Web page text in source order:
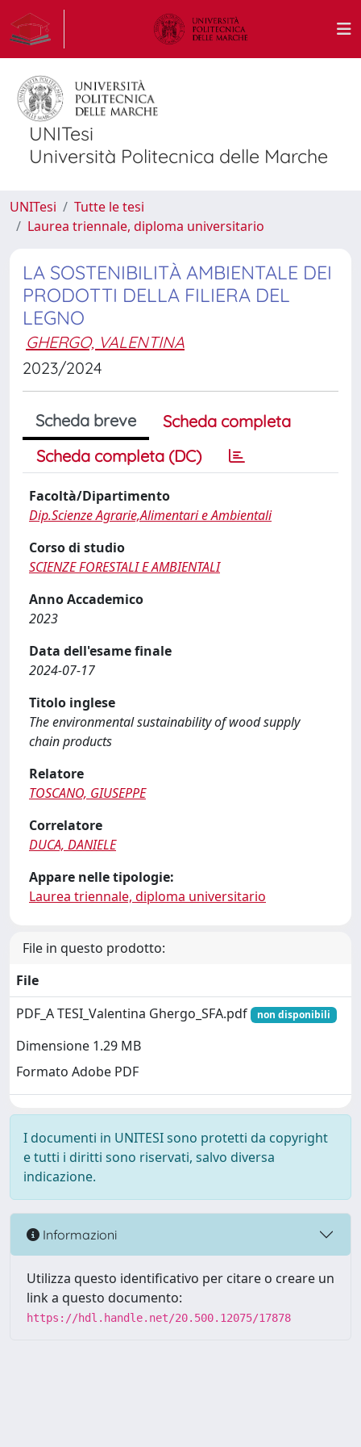
UNITesi
Università Politecnica delle Marche
UNITesi
Tutte le tesi
Laurea triennale, diploma universitario
LA SOSTENIBILITÀ AMBIENTALE DEI
PRODOTTI DELLA FILIERA DEL
LEGNO
GHERGO, VALENTINA
2023/2024
Scheda breve
Scheda completa
Scheda completa (DC)
Facoltà/Dipartimento
Dip.Scienze Agrarie,Alimentari e Ambientali
Corso di studio
SCIENZE FORESTALI E AMBIENTALI
Anno Accademico
2023
Data dell'esame finale
2024-07-17
Titolo inglese
The environmental sustainability of wood supply
chain products
Relatore
TOSCANO, GIUSEPPE
Correlatore
DUCA, DANIELE
Appare nelle tipologie:
Laurea triennale, diploma universitario
File in questo prodotto:
File
PDF_A TESI_Valentina Ghergo_SFA.pdf
non disponibili
Dimensione 1.29 MB
Formato Adobe PDF
I documenti in UNITESI sono protetti da copyright
e tutti i diritti sono riservati, salvo diversa
indicazione.
Informazioni
Utilizza questo identificativo per citare o creare un
link a questo documento:
https://hdl.handle.net/20.500.12075/17878